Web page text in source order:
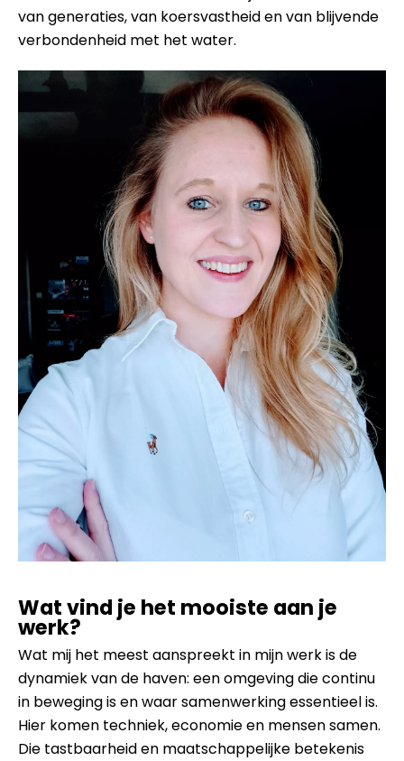
van generaties, van koersvastheid en van blijvende
verbondenheid met het water.
Wat vind je het mooiste aan je
werk?
Wat mij het meest aanspreekt in mijn werk is de
dynamiek van de haven: een omgeving die continu
in beweging is en waar samenwerking essentieel is.
Hier komen techniek, economie en mensen samen.
Die tastbaarheid en maatschappelijke betekenis